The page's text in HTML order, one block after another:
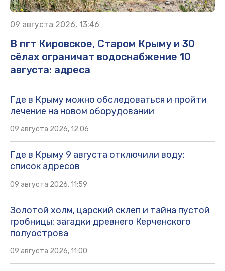
09 августа 2026, 13:46
В пгт Кировское, Старом Крыму и 30
сёлах ограничат водоснабжение 10
августа: адреса
Где в Крыму можно обследоваться и пройти
лечение на новом оборудовании
09 августа 2026, 12:06
Где в Крыму 9 августа отключили воду:
список адресов
09 августа 2026, 11:59
Золотой холм, царский склеп и тайна пустой
гробницы: загадки древнего Керченского
полуострова
09 августа 2026, 11:00